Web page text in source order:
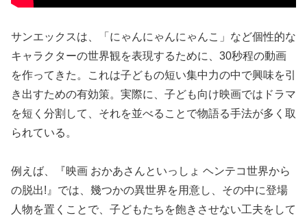
サンエックスは、「にゃんにゃんにゃんこ」など個性的な
キャラクターの世界観を表現するために、30秒程の動画
を作ってきた。これは子どもの短い集中力の中で興味を引
き出すための有効策。実際に、子ども向け映画ではドラマ
を短く分割して、それを並べることで物語る手法が多く取
られている。
例えば、『映画 おかあさんといっしょ ヘンテコ世界から
の脱出!』では、幾つかの異世界を用意し、その中に登場
人物を置くことで、子どもたちを飽きさせない工夫をして